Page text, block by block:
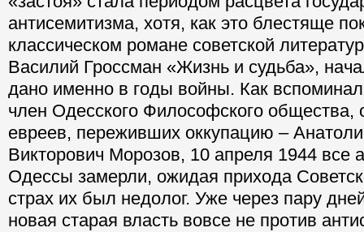
антисемитизма, хотя, как это блестяще
классическом романе советской
Василий Гроссман «Жизнь и судьба»,
дано именно в годы войны. Как
член Одесского Философского общества,
евреев, переживших оккупацию –
Викторович Морозов, 10 апреля 1944 все
Одессы замерли, ожидая прихода
страх их был недолог. Уже через пару
новая старая власть вовсе не против